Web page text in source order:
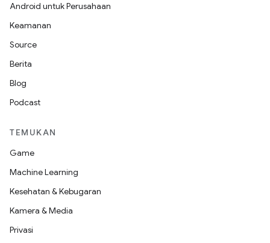
Android untuk Perusahaan
Keamanan
Source
Berita
Blog
Podcast
TEMUKAN
Game
Machine Learning
Kesehatan & Kebugaran
Kamera & Media
Privasi